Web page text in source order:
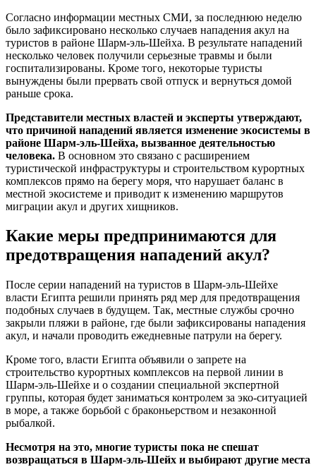
Согласно информации местных СМИ, за последнюю неделю
было зафиксировано несколько случаев нападения акул на
туристов в районе Шарм-эль-Шейха. В результате нападений
несколько человек получили серьезные травмы и были
госпитализированы. Кроме того, некоторые туристы
вынуждены были прервать свой отпуск и вернуться домой
раньше срока.
Представители местных властей и эксперты утверждают,
что причиной нападений является изменение экосистемы в
районе Шарм-эль-Шейха, вызванное деятельностью
человека. В основном это связано с расширением
туристической инфраструктуры и строительством курортных
комплексов прямо на берегу моря, что нарушает баланс в
местной экосистеме и приводит к изменению маршрутов
миграции акул и других хищников.
Какие меры предпринимаются для
предотвращения нападений акул?
После серии нападений на туристов в Шарм-эль-Шейхе
власти Египта решили принять ряд мер для предотвращения
подобных случаев в будущем. Так, местные службы срочно
закрыли пляжи в районе, где были зафиксированы нападения
акул, и начали проводить ежедневные патрули на берегу.
Кроме того, власти Египта объявили о запрете на
строительство курортных комплексов на первой линии в
Шарм-эль-Шейхе и о создании специальной экспертной
группы, которая будет заниматься контролем за эко-ситуацией
в море, а также борьбой с браконьерством и незаконной
рыбалкой.
Несмотря на это, многие туристы пока не спешат
возвращаться в Шарм-эль-Шейх и выбирают другие места